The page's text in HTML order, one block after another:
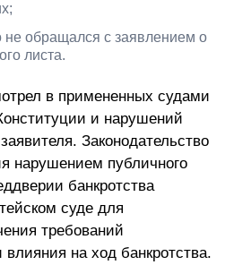
не обращался с заявлением о
листа.
в примененных судами
и нарушений
Законодательство
нарушением публичного
банкротства
суде для
требований
влияния на ход банкротства.